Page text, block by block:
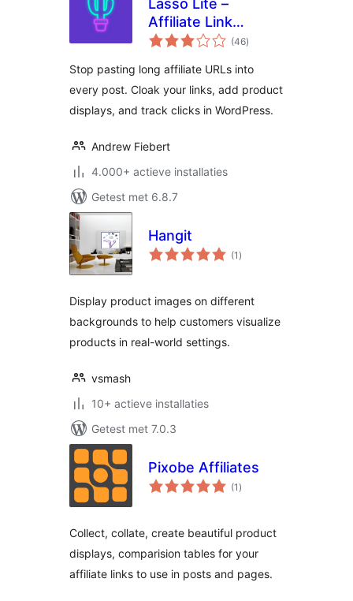
Lasso Lite –
Affiliate Link
Manager & Product
(46totaal
waarderingen
)
Stop pasting long affiliate URLs into
every post. Cloak your links, add product
displays, and track clicks in WordPress.
Andrew Fiebert
4.000+ actieve installaties
Getest met 6.8.7
Hangit
(1 totaal
waarderingen
)
Display product images on different
backgrounds to help customers visualize
products in real-world settings.
vsmash
10+ actieve installaties
Getest met 7.0.3
Pixobe Affiliates
(1 totaal
waarderingen
)
Collect, collate, create beautiful product
displays, comparision tables for your
affiliate links to use in posts and pages.